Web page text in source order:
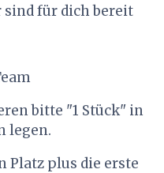
sind für dich bereit
bitte "1 Stück" in
legen.
Platz plus die erste